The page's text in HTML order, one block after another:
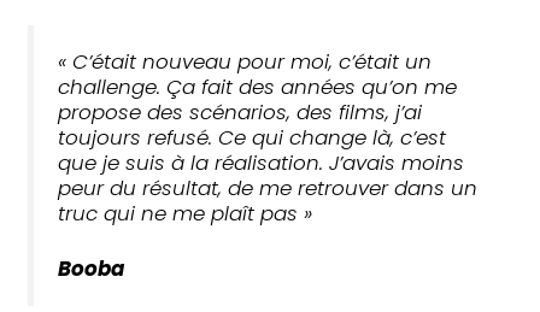
« C’était nouveau pour moi, c’était un
challenge. Ça fait des années qu’on me
propose des scénarios, des films, j’ai
toujours refusé. Ce qui change là, c’est
que je suis à la réalisation. J’avais moins
peur du résultat, de me retrouver dans un
truc qui ne me plaît pas »
Booba